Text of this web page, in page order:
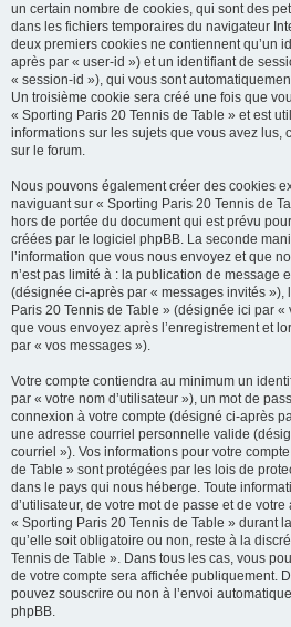
un certain nombre de cookies, qui sont des
dans les fichiers temporaires du navigateur
deux premiers cookies ne contiennent qu’un
après par « user-id ») et un identifiant de
« session-id »), qui vous sont
Un troisième cookie sera créé une fois que
« Sporting Paris 20 Tennis de Table » et est
informations sur les sujets que vous avez lus,
sur le forum.
Nous pouvons également créer des cookies
naviguant sur « Sporting Paris 20 Tennis de
hors de portée du document qui est prévu
créées par le logiciel phpBB. La seconde
l’information que vous nous envoyez et que
n’est pas limité à : la publication de message
(désignée ci-après par « messages invités »),
Paris 20 Tennis de Table » (désignée ici par
que vous envoyez après l’enregistrement et
par « vos messages »).
Votre compte contiendra au minimum un
par « votre nom d’utilisateur »), un mot de
connexion à votre compte (désigné ci-après
une adresse courriel personnelle valide
courriel »). Vos informations pour votre
de Table » sont protégées par les lois de
dans le pays qui nous héberge. Toute
d’utilisateur, de votre mot de passe et de
« Sporting Paris 20 Tennis de Table » durant
qu’elle soit obligatoire ou non, reste à la
Tennis de Table ». Dans tous les cas, vous
de votre compte sera affichée publiquement.
pouvez souscrire ou non à l’envoi
phpBB.